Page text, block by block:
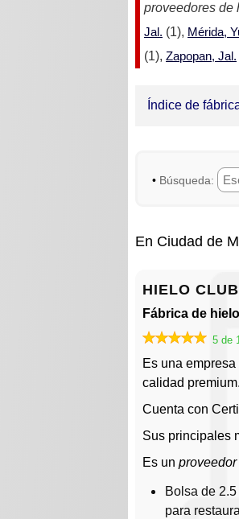
proveedores de
Jal. (1), Mérida,
(1), Zapopan, Jal.
Índice de
FÁBRICA
HIELO
HIELO
HIELO
MIYELO -
ROCA ICE
•
En Ciudad de
HIELO CLUB
Fábrica de hielo
5 de
Es una
calidad premium.
Cuenta con
Sus principales
Es un
Bolsa de
para